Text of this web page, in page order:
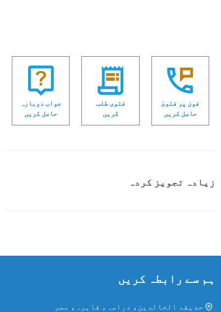
فون پر فتویٰ
حاصل کریں
فتوی طلب
کریں
جواب دوبارہ
حاصل کریں
زیادہ تجویز کردہ
ہم سے رابطہ کریں
حدیقۃ الخالدین، دراسہ، قاہرہ، مصر